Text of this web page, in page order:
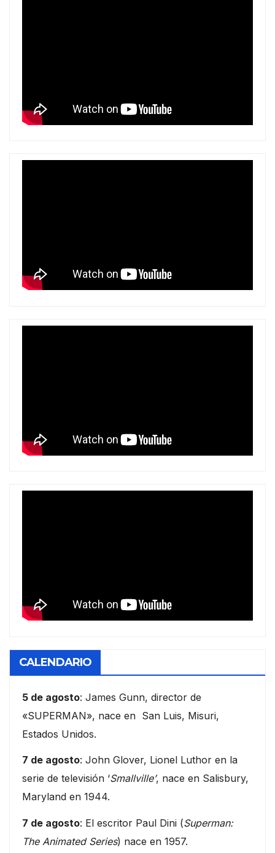
CALENDARIO
5 de agosto: James Gunn, director de
«SUPERMAN», nace en San Luis, Misuri,
Estados Unidos.
7 de agosto: John Glover, Lionel Luthor en la
serie de televisión ‘Smallville’, nace en Salisbury,
Maryland en 1944.
7 de agosto: El escritor Paul Dini (Superman:
The Animated Series) nace en 1957.